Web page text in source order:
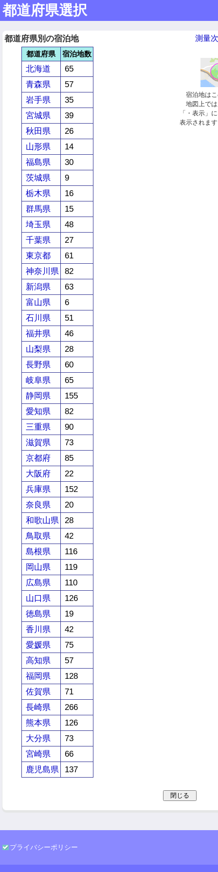
都道府県選択
都道府県別の宿泊地
都道府県 宿泊地数
北海道
65
青森県
57
岩手県
35
宮城県
39
秋田県
26
山形県
14
福島県
30
茨城県
9
栃木県
16
群馬県
15
埼玉県
48
千葉県
27
東京都
61
神奈川県
82
新潟県
63
富山県
6
石川県
51
福井県
46
山梨県
28
長野県
60
岐阜県
65
静岡県
155
愛知県
82
三重県
90
滋賀県
73
京都府
85
大阪府
22
兵庫県
152
奈良県
20
和歌山県
28
鳥取県
42
島根県
116
岡山県
119
広島県
110
山口県
126
徳島県
19
香川県
42
愛媛県
75
高知県
57
福岡県
128
佐賀県
71
長崎県
266
熊本県
126
大分県
73
宮崎県
66
鹿児島県
137
測量
宿泊地はこ
地図上では
「・表示」
表示されま
プライバシーポリシー